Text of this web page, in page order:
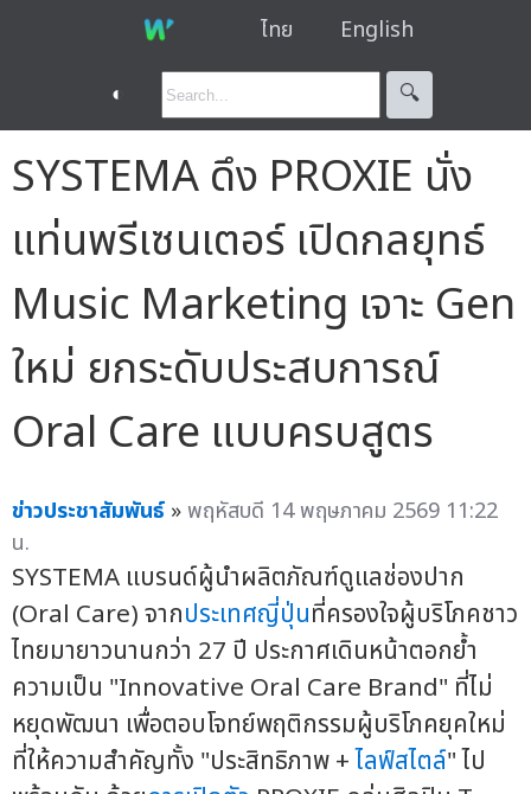
ไทย English
◐ 🔍︎
SYSTEMA ดึง PROXIE นั่ง
แท่นพรีเซนเตอร์ เปิดกลยุทธ์
Music Marketing เจาะ Gen
ใหม่ ยกระดับประสบการณ์
Oral Care แบบครบสูตร
ข่าวประชาสัมพันธ์ »พฤหัสบดี 14 พฤษภาคม 2569 11:22
น.
SYSTEMA แบรนด์ผู้นำผลิตภัณฑ์ดูแลช่องปาก
(Oral Care) จากประเทศญี่ปุ่นที่ครองใจผู้บริโภคชาว
ไทยมายาวนานกว่า 27 ปี ประกาศเดินหน้าตอกย้ำ
ความเป็น "Innovative Oral Care Brand" ที่ไม่
หยุดพัฒนา เพื่อตอบโจทย์พฤติกรรมผู้บริโภคยุคใหม่
ที่ให้ความสำคัญทั้ง "ประสิทธิภาพ +ไลฟ์สไตล์" ไป